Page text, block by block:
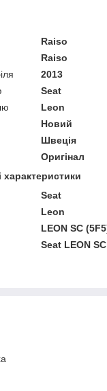
Raiso
Raiso
2013
Seat
Leon
Новий
Швеція
Оригінал
Seat
Leon
LEON SC
Seat LEON